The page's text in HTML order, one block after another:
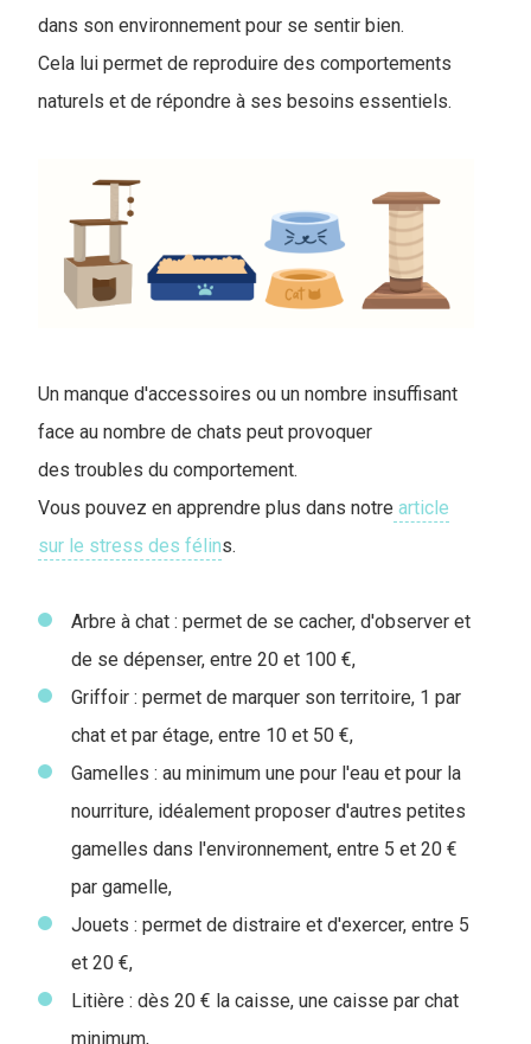
dans son environnement pour se sentir bien.
Cela lui permet de reproduire des comportements
naturels et de répondre à ses besoins essentiels.
Un manque d'accessoires ou un nombre insuffisant
face au nombre de chats peut provoquer
des troubles du comportement.
Vous pouvez en apprendre plus dans notre article
sur le stress des félins.
Arbre à chat : permet de se cacher, d'observer et
de se dépenser, entre 20 et 100 €,
Griffoir : permet de marquer son territoire, 1 par
chat et par étage, entre 10 et 50 €,
Gamelles : au minimum une pour l'eau et pour la
nourriture, idéalement proposer d'autres petites
gamelles dans l'environnement, entre 5 et 20 €
par gamelle,
Jouets : permet de distraire et d'exercer, entre 5
et 20 €,
Litière : dès 20 € la caisse, une caisse par chat
minimum,